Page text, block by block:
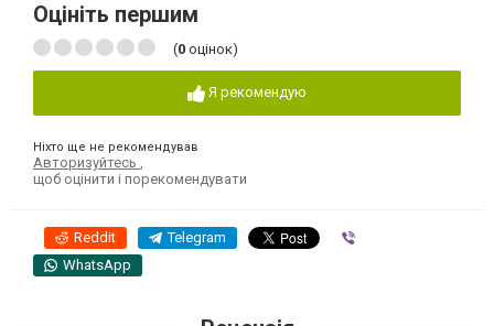
Оцініть першим
(0 оцінок)
Я рекомендую
Ніхто ще не рекомендував
Авторизуйтесь
щоб оцінити і порекомендувати
Reddit Telegram
WhatsApp